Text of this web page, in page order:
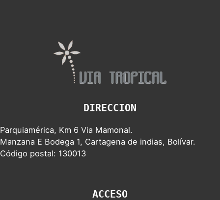
DIRECCION
Parquiamérica, Km 6 Via Mamonal.
Manzana E Bodega 1, Cartagena de indias, Bolívar.
Código postal: 130013
ACCESO